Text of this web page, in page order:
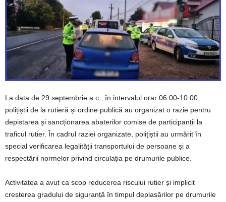
La data de 29 septembrie a.c., în intervalul orar 06:00-10:00,
polițiștii de la rutieră și ordine publică au organizat o razie pentru
depistarea și sancționarea abaterilor comise de participanții la
traficul rutier. În cadrul raziei organizate, polițiștii au urmărit în
special verificarea legalității transportului de persoane și a
respectării normelor privind circulația pe drumurile publice.
Activitatea a avut ca scop reducerea riscului rutier și implicit
creșterea gradului de siguranță în timpul deplasărilor pe drumurile